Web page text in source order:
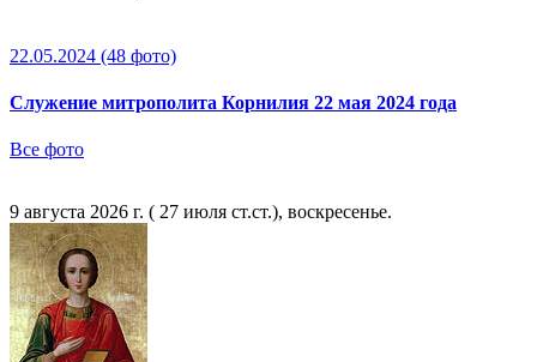
22.05.2024 (48 фото)
Служение митрополита Корнилия 22 мая 2024 года
Все фото
9 августа 2026 г. ( 27 июля ст.ст.), воскресенье.